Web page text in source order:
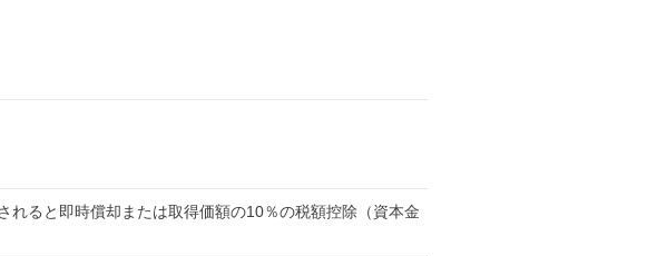
ると即時償却または取得価額の10％の税額控除（資本金